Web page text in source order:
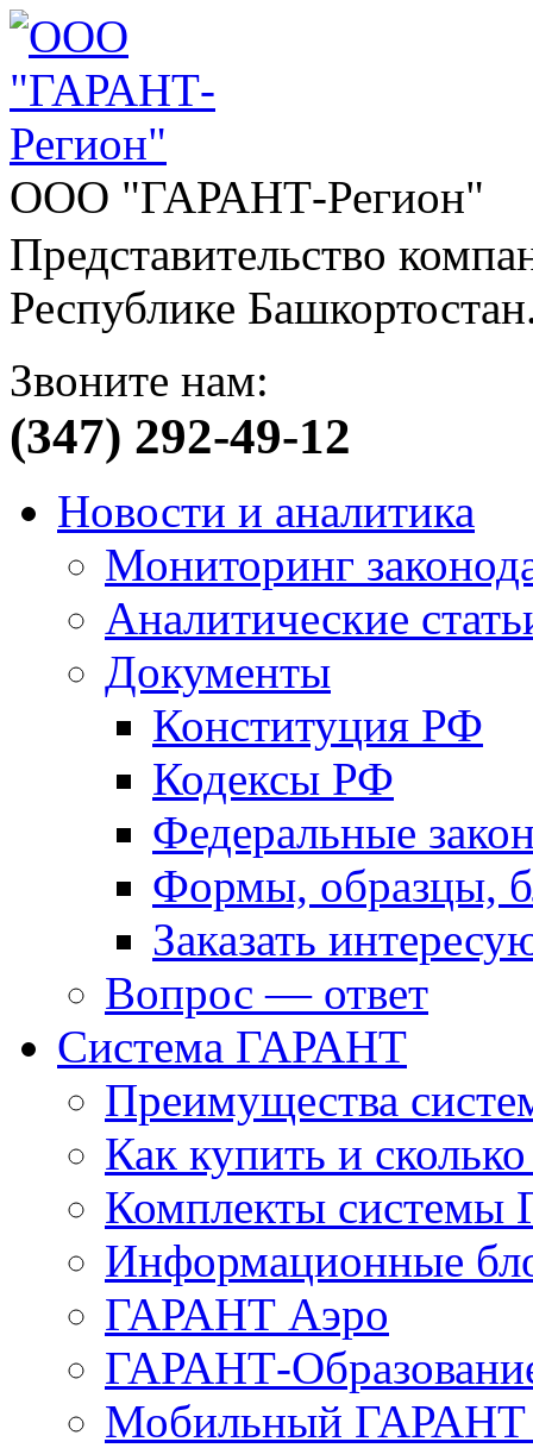
ООО "ГАРАНТ-Регион"
Представительство
Республике
Звоните нам:
(347) 292-49-12
Новости и аналитика
Мониторинг
Аналитические
Документы
Конституция РФ
Кодексы РФ
Федеральные
Формы, образцы,
Заказать
Вопрос — ответ
Система ГАРАНТ
Преимущества
Как купить и
Комплекты
Информационные
ГАРАНТ Аэро
ГАРАНТ-
Мобильный ГАРАНТ